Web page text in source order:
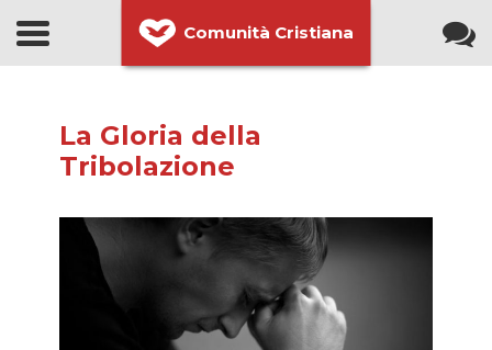
Comunità Cristiana
La Gloria della
Tribolazione